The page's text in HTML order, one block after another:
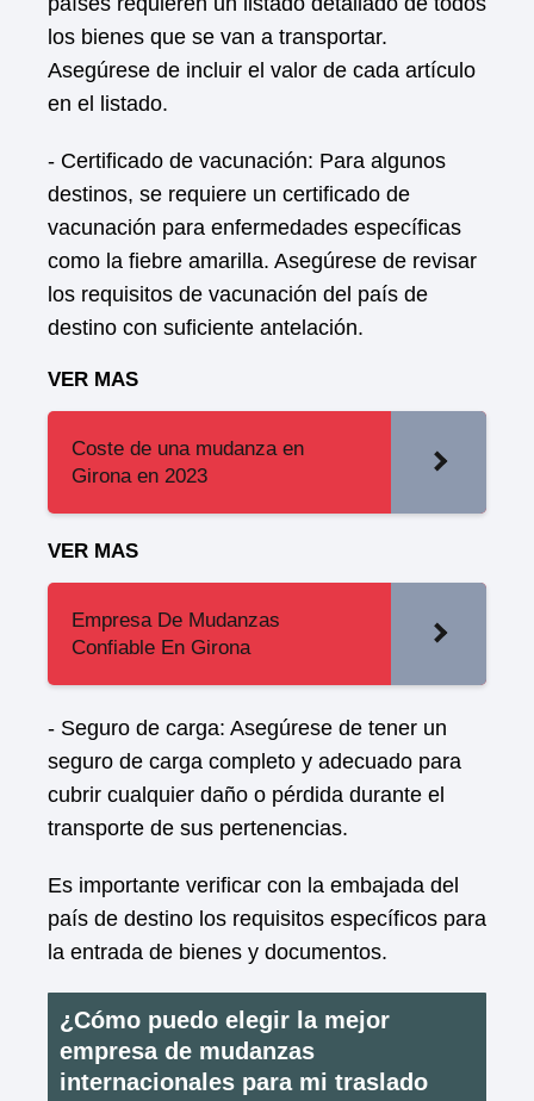
los bienes que se van a transportar.
Asegúrese de incluir el valor de cada artículo
en el listado.
- Certificado de vacunación: Para algunos
destinos, se requiere un certificado de
vacunación para enfermedades específicas
como la fiebre amarilla. Asegúrese de revisar
los requisitos de vacunación del país de
destino con suficiente antelación.
VER MAS
Coste de una mudanza en
Girona en 2023
VER MAS
Empresa De Mudanzas
Confiable En Girona
- Seguro de carga: Asegúrese de tener un
seguro de carga completo y adecuado para
cubrir cualquier daño o pérdida durante el
transporte de sus pertenencias.
Es importante verificar con la embajada del
país de destino los requisitos específicos para
la entrada de bienes y documentos.
¿Cómo puedo elegir la mejor
empresa de mudanzas
internacionales para mi traslado